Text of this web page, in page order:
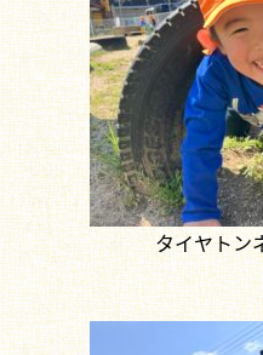
タイヤトン